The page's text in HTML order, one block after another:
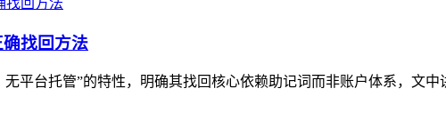
找回方法
平台托管”的特性，明确其找回核心依赖助记词而非账户体系，文中